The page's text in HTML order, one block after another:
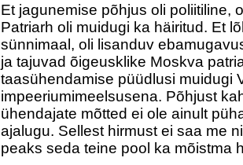
Et jagunemise põhjus oli poliitiline,
Patriarh oli muidugi ka häiritud. Et
sünnimaal, oli lisanduv
ja tajuvad õigeusklike Moskva
taasühendamise püüdlusi muidugi
impeeriumimeelsusena. Põhjust
ühendajate mõtted ei ole ainult
ajalugu. Sellest hirmust ei saa me
peaks seda teine pool ka mõistma